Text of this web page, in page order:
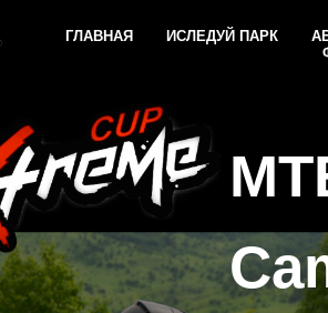
ГЛАВНАЯ ИСЛЕДУЙ ПАРК